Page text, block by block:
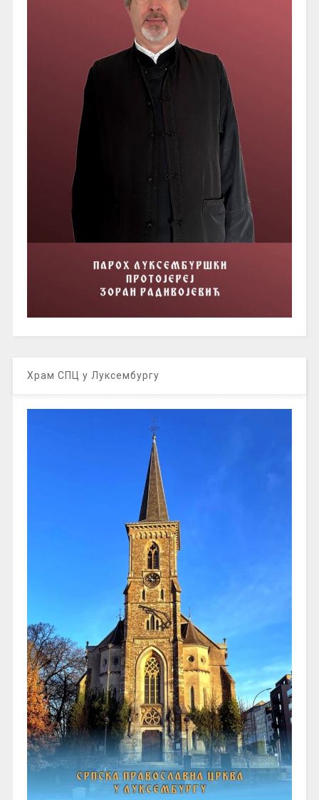
Храм СПЦ у Луксембургу